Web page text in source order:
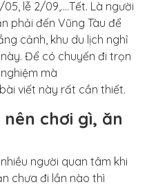
lễ 2/09,….Tết. Là người
phải đến Vũng Tàu để
cảnh, khu du lịch nghỉ
Để có chuyến đi trọn
mà
viết này rất cần thiết.
chơi gì, ăn
người quan tâm khi
chưa đi lần nào thì